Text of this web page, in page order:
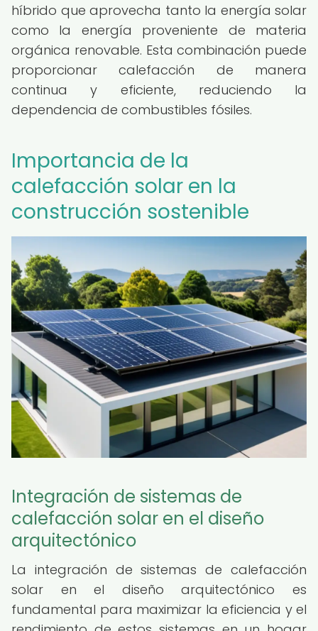
híbrido que aprovecha tanto la energía solar
como la energía proveniente de materia
orgánica renovable. Esta combinación puede
proporcionar calefacción de manera
continua y eficiente, reduciendo la
dependencia de combustibles fósiles.
Importancia de la
calefacción solar en la
construcción sostenible
Integración de sistemas de
calefacción solar en el diseño
arquitectónico
La integración de sistemas de calefacción
solar en el diseño arquitectónico es
fundamental para maximizar la eficiencia y el